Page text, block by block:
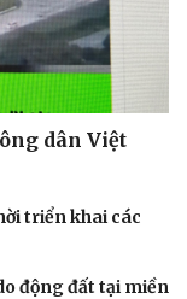
dân Việt
triển khai các
động đất tại miền